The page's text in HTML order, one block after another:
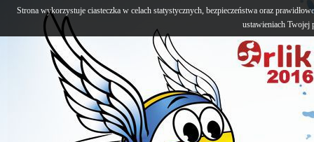
Strona wykorzystuje ciasteczka w celach statystycznych, bezpieczeństwa oraz
ustawieniach Twojej